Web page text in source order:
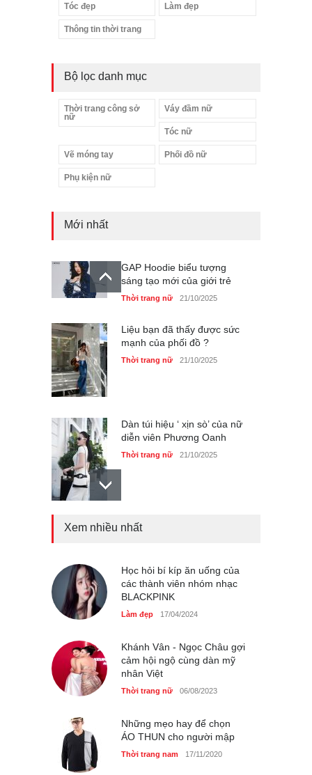
Tóc đẹp Làm đẹp
Thông tin thời trang
Bộ lọc danh mục
Thời trang công sở
nữ
Váy đầm nữ
Tóc nữ
Vẽ móng tay Phối đồ nữ
Phụ kiện nữ
Mới nhất
GAP Hoodie biểu tượng
sáng tạo mới của giới trẻ
Thời trang nữ 21/10/2025
Liệu bạn đã thấy được sức
mạnh của phối đồ ?
Thời trang nữ 21/10/2025
Dàn túi hiệu ‘ xịn sò’ của nữ
diễn viên Phương Oanh
Thời trang nữ 21/10/2025
Mẫu áo khoác đẹp cho phụ
Chiếc áo dài cưới của Hoa
hậu Đỗ Hà ?
Xem nhiều nhất
Học hỏi bí kíp ăn uống của
các thành viên nhóm nhạc
BLACKPINK
Làm đẹp 17/04/2024
Khánh Vân - Ngọc Châu gợi
cảm hội ngộ cùng dàn mỹ
nhân Việt
Thời trang nữ 06/08/2023
Những mẹo hay để chọn
ÁO THUN cho người mập
Thời trang nam 17/11/2020